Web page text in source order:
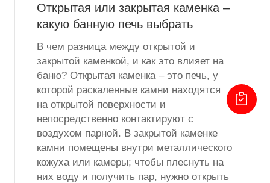
Открытая или закрытая каменка –
какую банную печь выбрать
В чем разница между открытой и
закрытой каменкой, и как это влияет на
баню? Открытая каменка – это печь, у
которой раскаленные камни находятся
на открытой поверхности и
непосредственно контактируют с
воздухом парной. В закрытой каменке
камни помещены внутри металлического
кожуха или камеры; чтобы плеснуть на
них воду и получить пар, нужно открыть